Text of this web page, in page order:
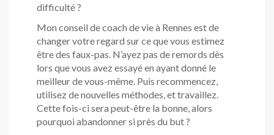
difficulté ?
Mon conseil de coach de vie à Rennes est de
changer votre regard sur ce que vous estimez
être des faux-pas. N’ayez pas de remords dès
lors que vous avez essayé en ayant donné le
meilleur de vous-même. Puis recommencez,
utilisez de nouvelles méthodes, et travaillez.
Cette fois-ci sera peut-être la bonne, alors
pourquoi abandonner si près du but ?